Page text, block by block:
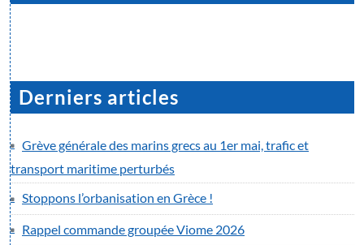
Derniers articles
Grève générale des marins grecs au 1er mai, trafic et
transport maritime perturbés
Stoppons l’orbanisation en Grèce !
Rappel commande groupée Viome 2026